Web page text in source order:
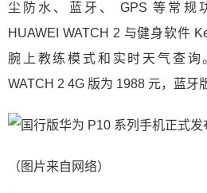
尘防水、蓝牙、 GPS 等常规
HUAWEI WATCH 2 与健身软件
腕上教练模式和实时天气查询
WATCH 2 4G 版为 1988 元，蓝牙
（图片来自网络）